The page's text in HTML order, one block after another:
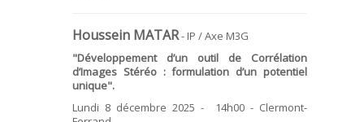
Houssein MATAR- IP / Axe M3G
"Développement d’un outil de Corrélation
d’Images Stéréo : formulation d’un potentiel
unique".
Lundi 8 décembre 2025 - 14h00 - Clermont-